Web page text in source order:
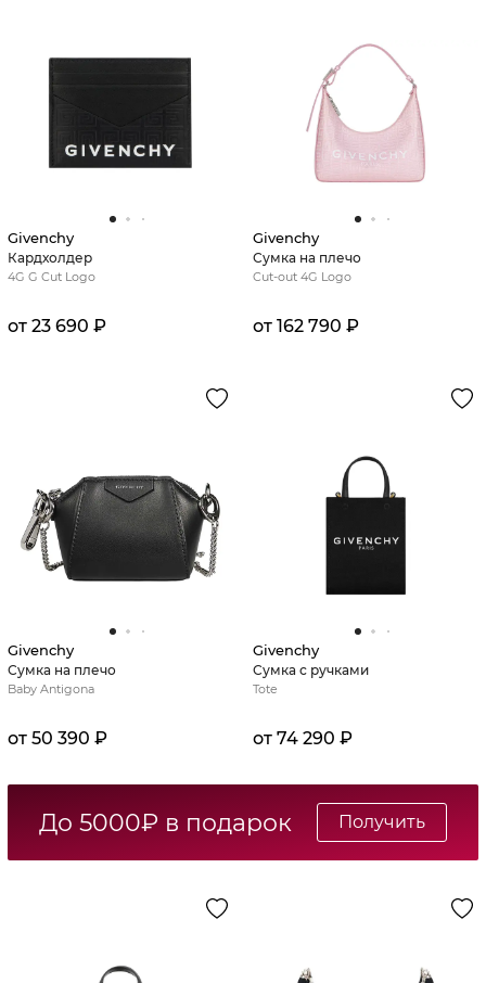
Givenchy
Кардхолдер
4G G Cut Logo
от 23 690 ₽
Givenchy
Сумка на плечо
Cut-out 4G Logo
от 162 790 ₽
Givenchy
Сумка на плечо
Baby Antigona
от 50 390 ₽
Givenchy
Сумка с ручками
Tote
от 74 290 ₽
До 5000₽ в подарок Получить